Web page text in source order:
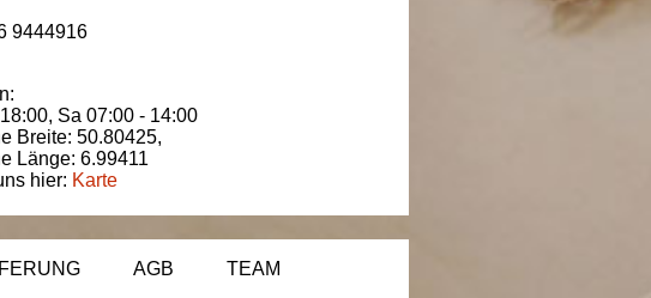
9444916
Sa 07:00 - 14:00
Breite: 50.80425,
Länge: 6.99411
hier: Karte
AGB
TEAM